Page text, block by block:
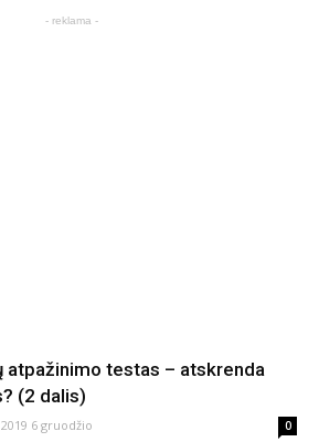
- reklama -
atpažinimo testas – atskrenda
(2 dalis)
2019 6 gruodžio 0